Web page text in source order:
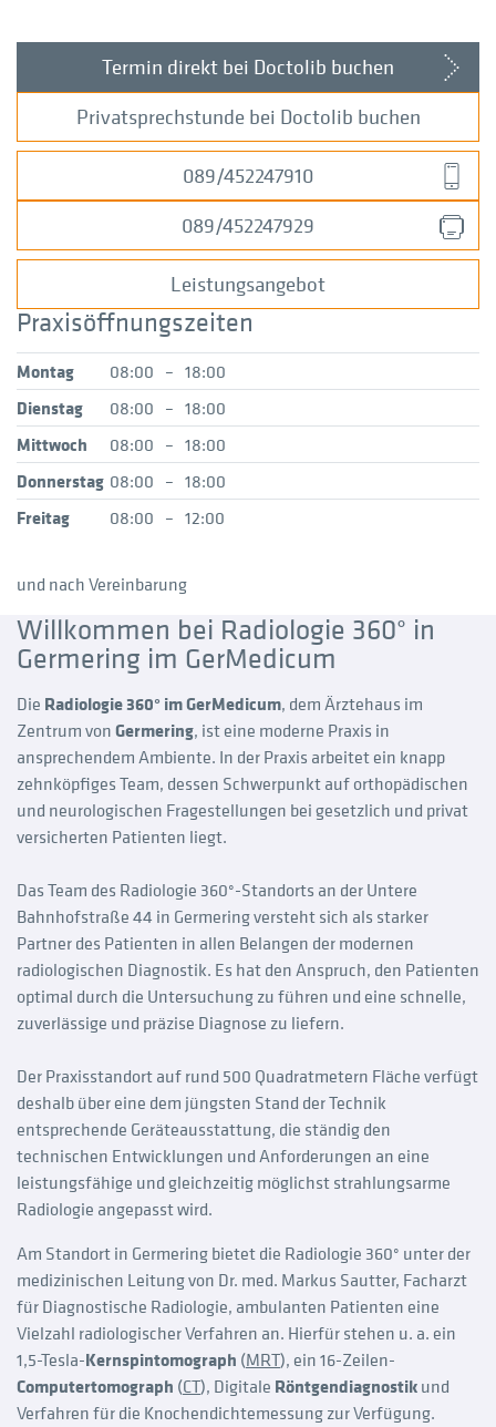
Termin direkt bei Doctolib buchen
Privatsprechstunde bei Doctolib buchen
089/452247910
089/452247929
Leistungsangebot
Praxisöffnungszeiten
Montag 08:00 – 18:00
Dienstag
08:00 – 18:00
Mittwoch
08:00 – 18:00
Donnerstag 08:00 – 18:00
Freitag
08:00 – 12:00
und nach Vereinbarung
Willkommen bei Radiologie 360° in
Germering im GerMedicum
Die Radiologie 360° im GerMedicum, dem Ärztehaus im
Zentrum vonGermering, ist eine moderne Praxis in
ansprechendem Ambiente. In der Praxis arbeitet ein knapp
zehnköp­figes Team, dessen Schwerpunkt auf orthopädischen
und neurologischen Fragestellungen bei gesetzlich und privat
versicherten Patienten liegt.
Das Team des Radiologie 360°-Standorts an der Untere
Bahnhofstraße 44 in Germering versteht sich als starker
Partner des Patienten in allen Belangen der modernen
radiologischen Diagnostik. Es hat den Anspruch, den Patienten
optimal durch die Untersuchung zu führen und eine schnelle,
zuverlässige und präzise Diagnose zu liefern.
Der Praxisstandort auf rund 500 Quadratmetern Fläche verfügt
deshalb über eine dem jüngsten Stand der Technik
entsprechende Geräteausstattung, die ständig den
technischen Entwicklungen und Anforderungen an eine
leistungsfähige und gleichzeitig möglichst strahlungsarme
Radiologie angepasst wird.
Am Standort in Germering bietet die Radiologie 360° unter der
medizinischen Leitung von Dr. med. Markus Sautter, Facharzt
für Diagnostische Radiologie, ambulanten Patienten eine
Vielzahl radiologischer Verfahren an. Hierfür stehen u. a. ein
1,5-Tesla-Kernspintomograph (MRT), ein 16-Zeilen-
Computertomograph (CT), Digitale Röntgendiagnostikund
Verfahren für die Knochendichtemessung zur Verfügung.